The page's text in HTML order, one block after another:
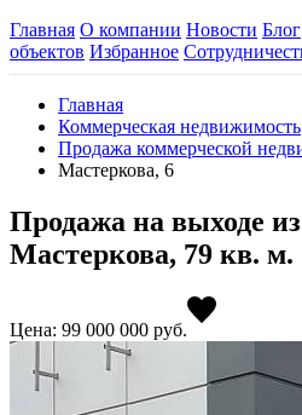
Главная О компании Новости Блог
объектов Избранное
Главная
Коммерческая недвижимость
Продажа коммерческой
Мастеркова, 6
Продажа на выходе
Мастеркова, 79 кв. м.
Цена: 99 000 000 руб.